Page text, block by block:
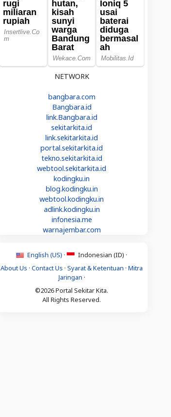
NETWORK
bangbara.com
Bangbara.id
link.Bangbara.id
sekitarkita.id
link.sekitarkita.id
portal.sekitarkita.id
tekno.sekitarkita.id
webtool.sekitarkita.id
kodingku.in
blog.kodingku.in
webtool.kodingku.in
adlink.kodingku.in
infonesia.me
warnajembar.com
English (US) ·
Indonesian (ID) ·
About Us · Contact Us · Syarat & Ketentuan · Mitra
Jaringan ·
©2026 Portal Sekitar Kita.
All Rights Reserved.